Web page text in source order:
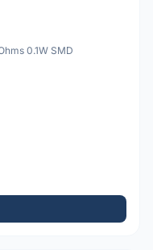
0.1W SMD